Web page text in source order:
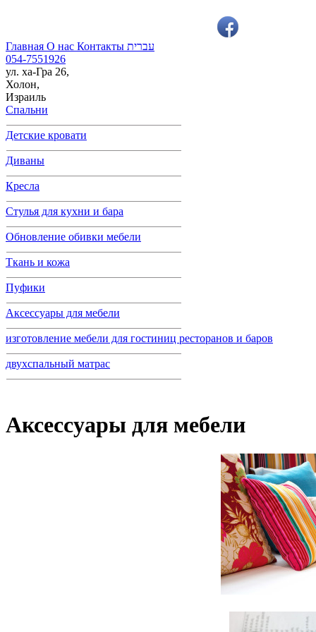
Главная О нас Контакты עברית
054-7551926
ул. ха-Гра 26,
Холон,
Израиль
Cпальни
Детские кровати
Диваны
Кресла
Cтулья для кухни и бара
Обновление обивки мебели
Ткань и кожа
Пуфики
Аксессуары для мебели
изготовление мебели для гостиниц ресторанов и баров
двухспальный матрас
Аксессуары для мебели